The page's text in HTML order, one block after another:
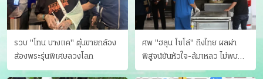
รวบ "โทน บางแค" ตุ๋นขายกล้อง
ส่องพระรุ่นพิเศษลวงโลก
ศพ "ฮลุน โซโล่" ถึงไทย ผลผ่า
พิสูจน์ยันหัวใจ-ล้มเหลว ไม่พบ
บาดแผล